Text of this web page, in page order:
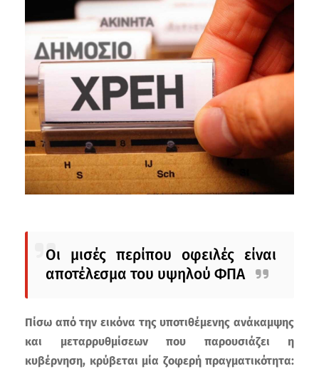
Οι μισές περίπου οφειλές είναι
αποτέλεσμα του υψηλού ΦΠΑ
Πίσω από την εικόνα της υποτιθέμενης ανάκαμψης
και μεταρρυθμίσεων που παρουσιάζει η
κυβέρνηση, κρύβεται μία ζοφερή πραγματικότητα: